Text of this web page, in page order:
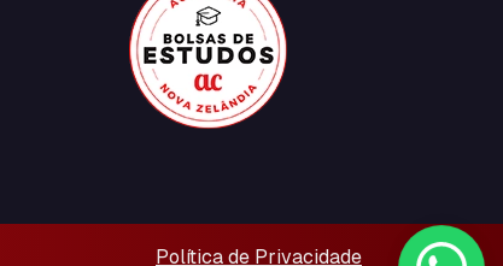
Política de Privacidade